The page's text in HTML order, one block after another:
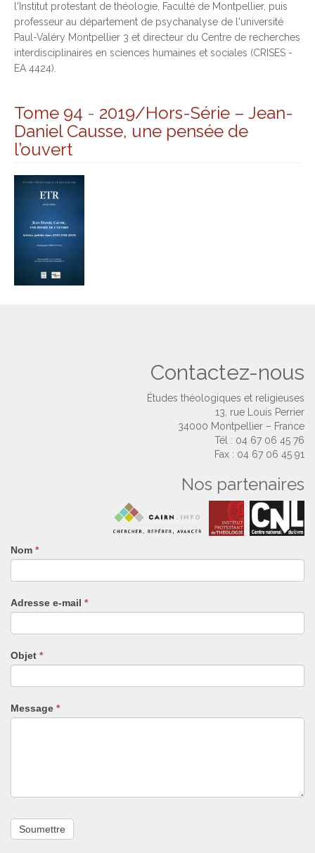
l'Institut protestant de théologie, Faculté de Montpellier, puis
professeur au département de psychanalyse de l'université
Paul-Valéry Montpellier 3 et directeur du Centre de recherches
interdisciplinaires en sciences humaines et sociales (CRISES -
EA 4424).
Tome 94 - 2019/Hors-Série – Jean-
Daniel Causse, une pensée de
l’ouvert
Contactez-nous
Études théologiques et religieuses
13, rue Louis Perrier
34000 Montpellier – France
Tél : 04 67 06 45 76
Fax : 04 67 06 45 91
Nos partenaires
Nom *
Adresse e-mail *
Objet *
Message *
Si
vous
êtes
humain,
remplissez
ce